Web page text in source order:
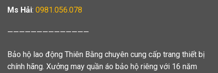
Ms Hải: 0981.056.078
——————————————
Bảo hộ lao động Thiên Bằng chuyên cung cấp trang thiết bị
chính hãng. Xưởng may quần áo bảo hộ riêng với 16 năm